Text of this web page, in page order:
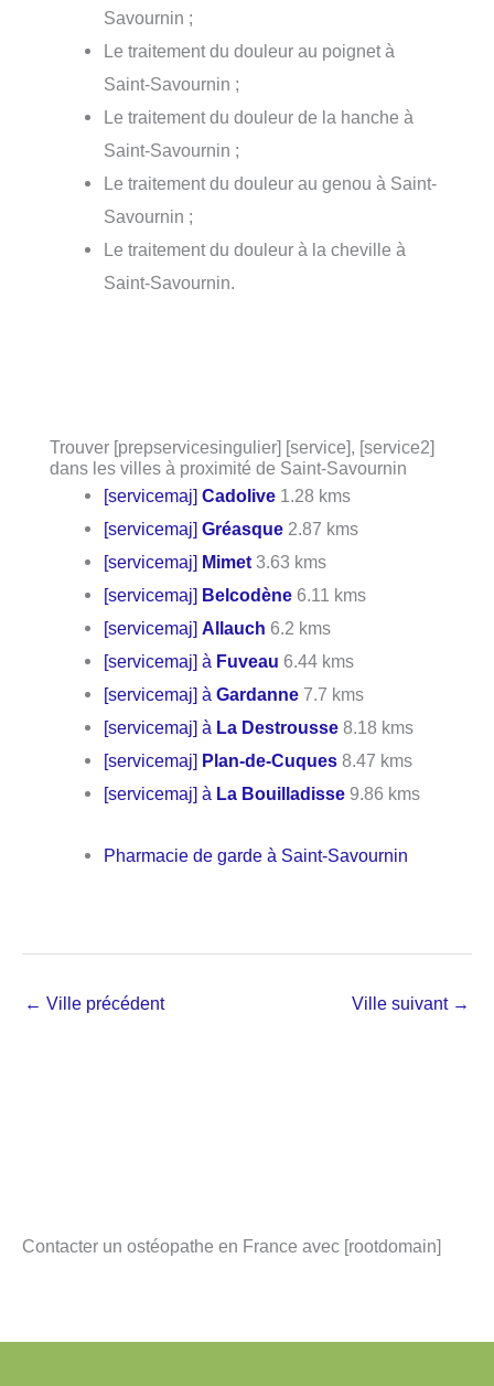
Savournin ;
Le traitement du douleur au poignet à
Saint-Savournin ;
Le traitement du douleur de la hanche à
Saint-Savournin ;
Le traitement du douleur au genou à Saint-
Savournin ;
Le traitement du douleur à la cheville à
Saint-Savournin.
Trouver [prepservicesingulier] [service], [service2]
dans les villes à proximité de Saint-Savournin
[servicemaj]Cadolive 1.28 kms
[servicemaj]Gréasque 2.87 kms
[servicemaj] Mimet 3.63 kms
[servicemaj] Belcodène 6.11 kms
[servicemaj]Allauch 6.2 kms
[servicemaj] à Fuveau 6.44 kms
[servicemaj] àGardanne 7.7 kms
[servicemaj] à La Destrousse 8.18 kms
[servicemaj] Plan-de-Cuques 8.47 kms
[servicemaj] à La Bouilladisse 9.86 kms
Pharmacie de garde à Saint-Savournin
← Ville précédent Ville suivant →
Contacter un ostéopathe en France avec [rootdomain]